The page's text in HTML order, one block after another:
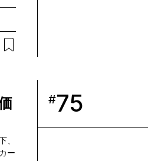
引
ラ
立
川
ま
、
ー
#75